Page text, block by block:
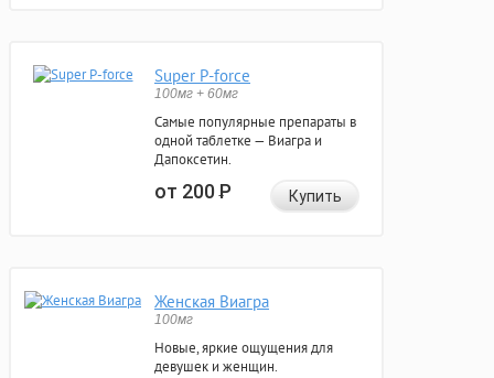
Super P-force
100мг + 60мг
Самые популярные препараты в
одной таблетке — Виагра и
Дапоксетин.
от 200Р Купить
Женская Виагра
100мг
Новые, яркие ощущения для
девушек и женщин.